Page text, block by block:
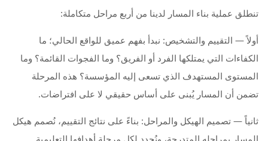
تنطلق عملية بناء المسار لدينا من أربع مراحل متكاملة:
أولاً — التقييم والتشخيص: نبدأ بفهم عميق للواقع الحالي؛ ما
الكفاءات التي يمتلكها الفرد أو الفريق؟ وما الفجوات القائمة؟ وما
المستوى المستهدف الذي تسعى إليه المؤسسة؟ هذه المرحلة
تضمن أن المسار يُبنى على أساس حقيقي لا على افتراضات.
ثانياً — تصميم الهيكل والمراحل: بناءً على نتائج التقييم، نُصمم هيكل